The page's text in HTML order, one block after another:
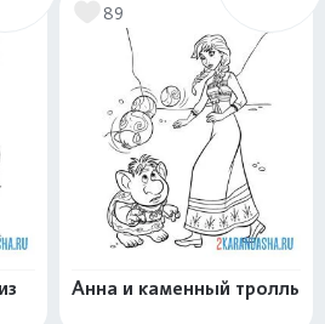
89
Анна и каменный тролль